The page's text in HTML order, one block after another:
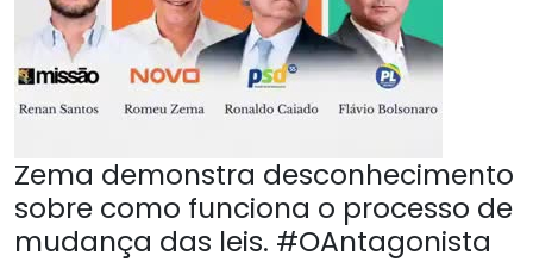
Zema demonstra desconhecimento
sobre como funciona o processo de
mudança das leis. #OAntagonista